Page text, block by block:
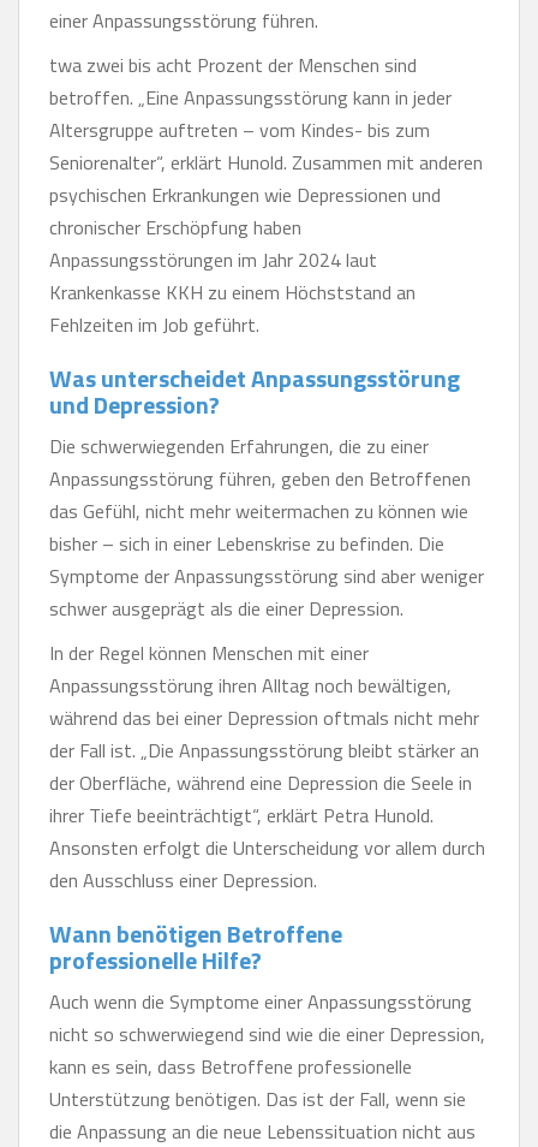
einer Anpassungsstörung führen.
twa zwei bis acht Prozent der Menschen sind
betroffen. „Eine Anpassungsstörung kann in jeder
Altersgruppe auftreten – vom Kindes- bis zum
Seniorenalter“, erklärt Hunold. Zusammen mit anderen
psychischen Erkrankungen wie Depressionen und
chronischer Erschöpfung haben
Anpassungsstörungen im Jahr 2024 laut
Krankenkasse KKH zu einem Höchststand an
Fehlzeiten im Job geführt.
Was unterscheidet Anpassungsstörung
und Depression?
Die schwerwiegenden Erfahrungen, die zu einer
Anpassungsstörung führen, geben den Betroffenen
das Gefühl, nicht mehr weitermachen zu können wie
bisher – sich in einer Lebenskrise zu befinden. Die
Symptome der Anpassungsstörung sind aber weniger
schwer ausgeprägt als die einer Depression.
In der Regel können Menschen mit einer
Anpassungsstörung ihren Alltag noch bewältigen,
während das bei einer Depression oftmals nicht mehr
der Fall ist. „Die Anpassungsstörung bleibt stärker an
der Oberfläche, während eine Depression die Seele in
ihrer Tiefe beeinträchtigt“, erklärt Petra Hunold.
Ansonsten erfolgt die Unterscheidung vor allem durch
den Ausschluss einer Depression.
Wann benötigen Betroffene
professionelle Hilfe?
Auch wenn die Symptome einer Anpassungsstörung
nicht so schwerwiegend sind wie die einer Depression,
kann es sein, dass Betroffene professionelle
Unterstützung benötigen. Das ist der Fall, wenn sie
die Anpassung an die neue Lebenssituation nicht aus